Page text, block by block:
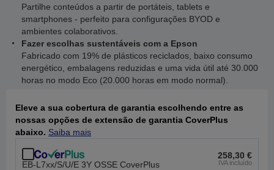
Partilhe conteúdos a partir de portáteis, tablets e
smartphones - perfeito para configurações BYOD e
ambientes colaborativos.
Fazer escolhas sustentáveis com a Epson
Fabricado com 19% de plásticos reciclados, baixo consumo
energético, embalagens reduzidas e uma vida útil até 30.000
horas no modo Eco (20.000 horas em modo normal).
Eleve a sua cobertura de garantia escolhendo entre as
nossas opções de extensão de garantia CoverPlus
abaixo. Saiba mais
EB-L7xx/S/U/E 3Y OSSE CoverPlus
258,30 €
IVA incluído